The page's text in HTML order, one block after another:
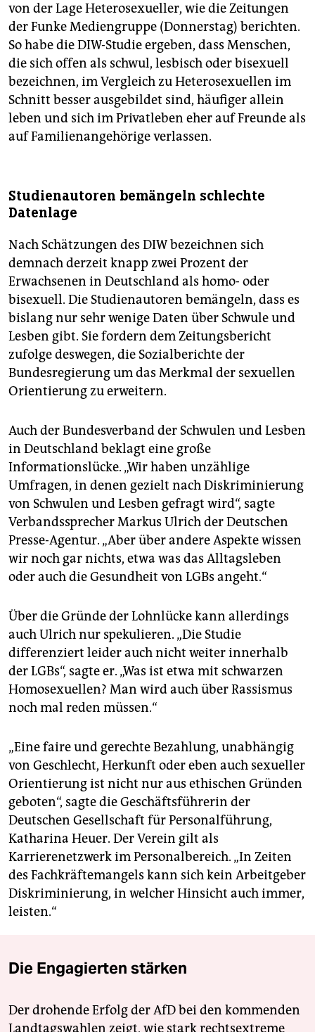
von der Lage Heterosexueller, wie die Zeitungen
der Funke Mediengruppe (Donnerstag) berichten.
So habe die DIW-Studie ergeben, dass Menschen,
die sich offen als schwul, lesbisch oder bisexuell
bezeichnen, im Vergleich zu Heterosexuellen im
Schnitt besser ausgebildet sind, häufiger allein
leben und sich im Privatleben eher auf Freunde als
auf Familienangehörige verlassen.
Studienautoren bemängeln schlechte
Datenlage
Nach Schätzungen des DIW bezeichnen sich
demnach derzeit knapp zwei Prozent der
Erwachsenen in Deutschland als homo- oder
bisexuell. Die Studienautoren bemängeln, dass es
bislang nur sehr wenige Daten über Schwule und
Lesben gibt. Sie fordern dem Zeitungsbericht
zufolge deswegen, die Sozialberichte der
Bundesregierung um das Merkmal der sexuellen
Orientierung zu erweitern.
Auch der Bundesverband der Schwulen und Lesben
in Deutschland beklagt eine große
Informationslücke. „Wir haben unzählige
Umfragen, in denen gezielt nach Diskriminierung
von Schwulen und Lesben gefragt wird“, sagte
Verbandssprecher Markus Ulrich der Deutschen
Presse-Agentur. „Aber über andere Aspekte wissen
wir noch gar nichts, etwa was das Alltagsleben
oder auch die Gesundheit von LGBs angeht.“
Über die Gründe der Lohnlücke kann allerdings
auch Ulrich nur spekulieren. „Die Studie
differenziert leider auch nicht weiter innerhalb
der LGBs“, sagte er. „Was ist etwa mit schwarzen
Homosexuellen? Man wird auch über Rassismus
noch mal reden müssen.“
„Eine faire und gerechte Bezahlung, unabhängig
von Geschlecht, Herkunft oder eben auch sexueller
Orientierung ist nicht nur aus ethischen Gründen
geboten“, sagte die Geschäftsführerin der
Deutschen Gesellschaft für Personalführung,
Katharina Heuer. Der Verein gilt als
Karrierenetzwerk im Personalbereich. „In Zeiten
des Fachkräftemangels kann sich kein Arbeitgeber
Diskriminierung, in welcher Hinsicht auch immer,
leisten.“
Die Engagierten stärken
Der drohende Erfolg der AfD bei den kommenden
Landtagswahlen zeigt, wie stark rechtsextreme